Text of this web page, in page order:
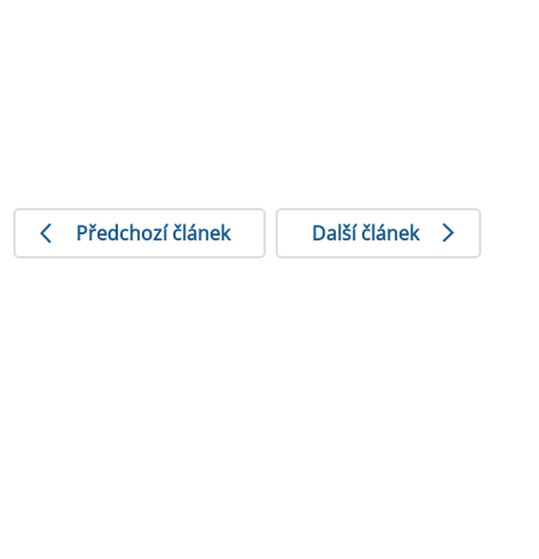
Předchozí článek Další článek